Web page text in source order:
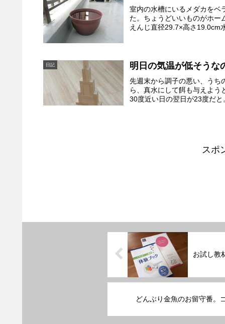
室内の水槽にいるメダカをベ
た。ちょうどいいものがホ
えんじ直径29.7×高さ19.0cm
日記 明日の気温が低そうな
先週末から調子の悪い、うち
ら、真水にして餌も与えよ
30度近い日の翌日が23度だ
スポ
お試し教
どんぶり金魚のお留守番。